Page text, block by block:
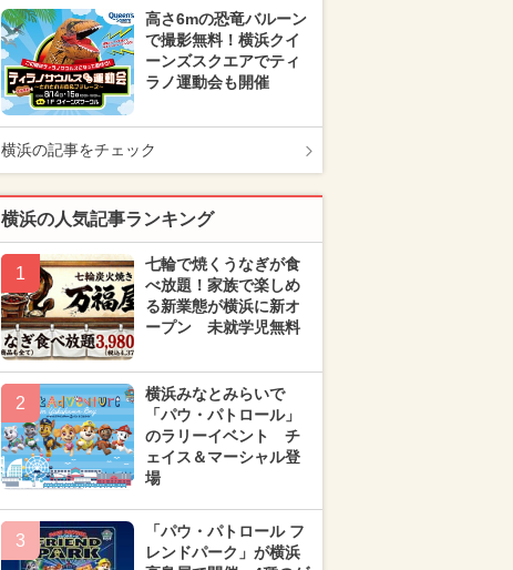
高さ6mの恐竜バルーン
で撮影無料！横浜クイ
ーンズスクエアでティ
ラノ運動会も開催
横浜の記事をチェック
横浜の人気記事ランキング
1
七輪で焼くうなぎが食
べ放題！家族で楽しめ
る新業態が横浜に新オ
ープン 未就学児無料
2
横浜みなとみらいで
「パウ・パトロール」
のラリーイベント チ
ェイス＆マーシャル登
場
3
「パウ・パトロール フ
レンドパーク」が横浜